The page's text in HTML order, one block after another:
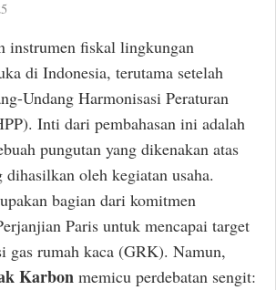
instrumen fiskal lingkungan
di Indonesia, terutama setelah
Undang Harmonisasi Peraturan
Inti dari pembahasan ini adalah
pungutan yang dikenakan atas
oleh kegiatan usaha.
bagian dari komitmen
Paris untuk mencapai target
gas rumah kaca (GRK). Namun,
Karbon memicu perdebatan sengit: